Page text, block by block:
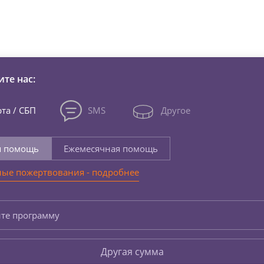
нас:
/ СБП SMS Другое
помощь
Ежемесячная помощь
пожертвования - подробнее
программу
Другая сумма